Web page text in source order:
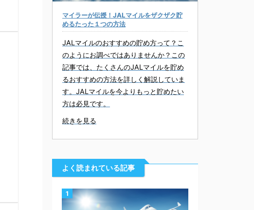
マイラーが伝授！JALマイルをザクザク貯
めるたった１つの方法
JALマイルのおすすめの貯め方って？こ
のようにお調べではありませんか？この
記事では、たくさんのJALマイルを貯め
るおすすめの方法を詳しく解説していま
す。JALマイルを今よりもっと貯めたい
方は必見です。
続きを見る
よく読まれている記事
1